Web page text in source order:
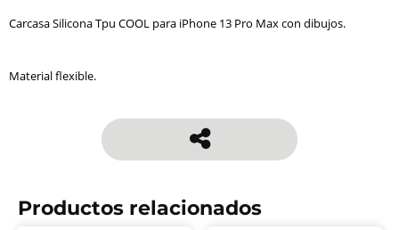
Carcasa Silicona Tpu COOL para iPhone 13 Pro Max con dibujos.
Material flexible.
Productos relacionados